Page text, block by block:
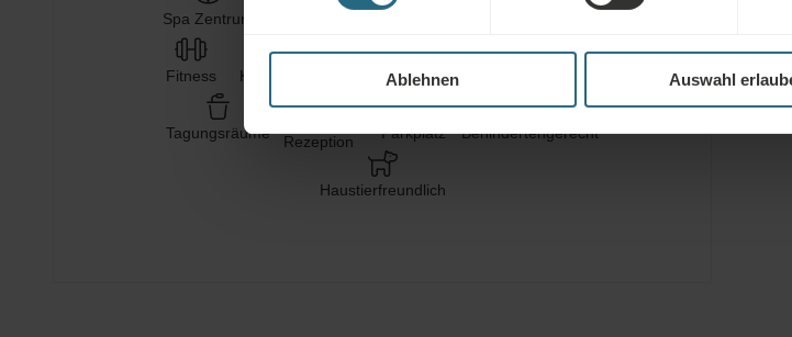
Ablehnen Auswahl
Spa Zentrum
Fitness Klimaanlagen WLAN Restaurant
Tagungsräume
Rezeption
Parkplatz Behindertengerecht
Haustierfreundlich